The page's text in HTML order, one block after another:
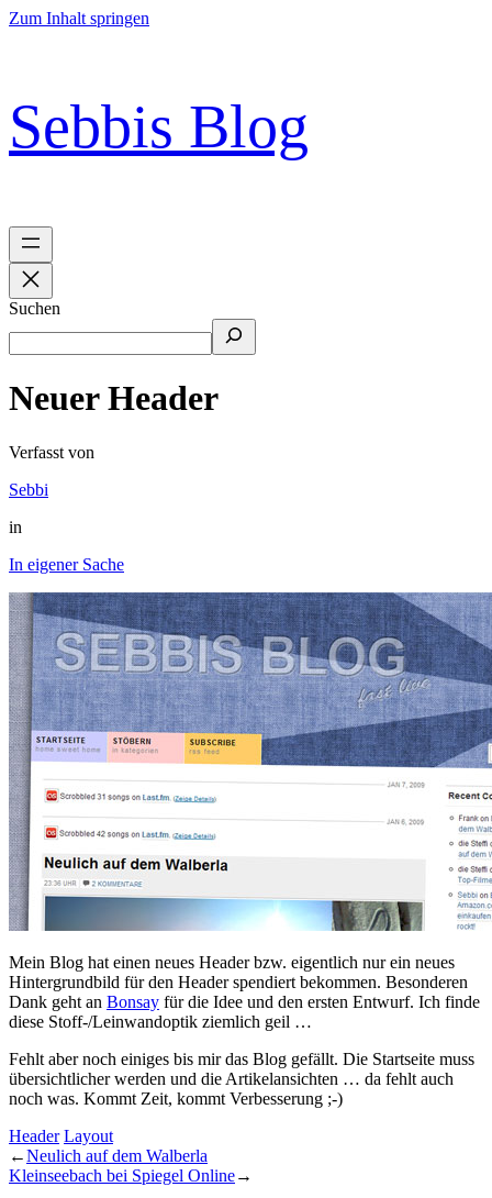
Zum Inhalt springen
Sebbis Blog
Suchen
Neuer Header
Verfasst von
Sebbi
in
In eigener Sache
Mein Blog hat einen neues Header bzw. eigentlich nur ein neues
Hintergrundbild für den Header spendiert bekommen. Besonderen
Dank geht an Bonsay für die Idee und den ersten Entwurf. Ich finde
diese Stoff-/Leinwandoptik ziemlich geil …
Fehlt aber noch einiges bis mir das Blog gefällt. Die Startseite muss
übersichtlicher werden und die Artikelansichten … da fehlt auch
noch was. Kommt Zeit, kommt Verbesserung ;-)
Header Layout
←Neulich auf dem Walberla
Kleinseebach bei Spiegel Online→